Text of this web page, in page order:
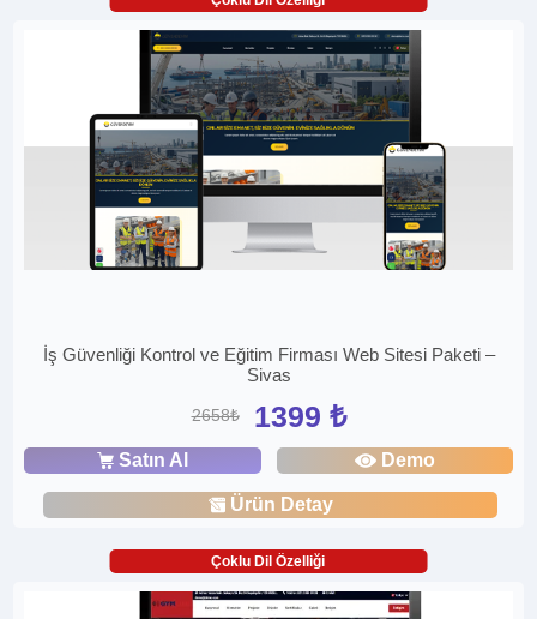
İş Güvenliği Kontrol ve Eğitim Firması Web Sitesi Paketi –
Sivas
2658₺ 1399 ₺
Satın Al Demo
Ürün Detay
Çoklu Dil Özelliği